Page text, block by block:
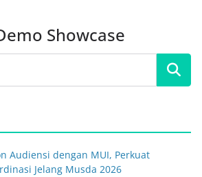
Showcase
Audiensi dengan MUI, Perkuat
Jelang Musda 2026